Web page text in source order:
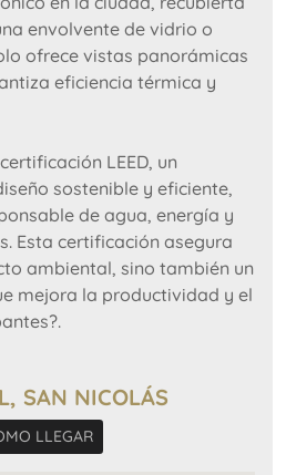
envolvente de vidrio o
ofrece vistas panorámicas
eficiencia térmica y
LEED, un
sostenible y eficiente,
de agua, energía y
Esta certificación asegura
ambiental, sino también un
mejora la productividad y el
de alta gama, como
y duchas,
un sector de
SAN NICOLÁS
LLEGAR